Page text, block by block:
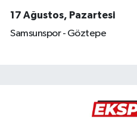
17 Ağustos, Pazartesi
Samsunspor - Göztepe